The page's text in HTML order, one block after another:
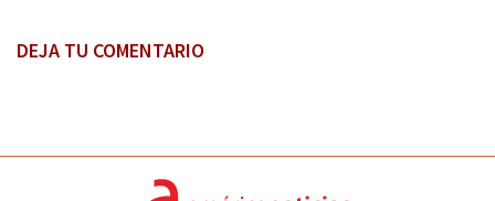
DEJA TU COMENTARIO